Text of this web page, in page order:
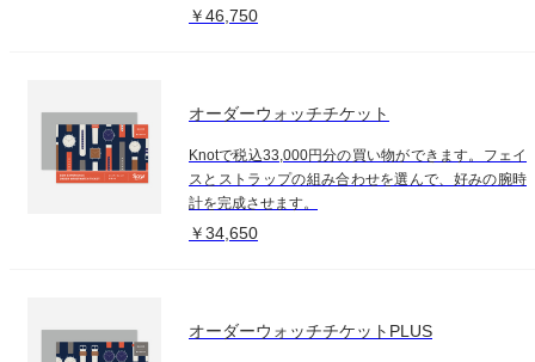
￥46,750
オーダーウォッチチケット
Knotで税込33,000円分の買い物ができます。フェイ
スとストラップの組み合わせを選んで、好みの腕時
計を完成させます。
￥34,650
オーダーウォッチチケットPLUS